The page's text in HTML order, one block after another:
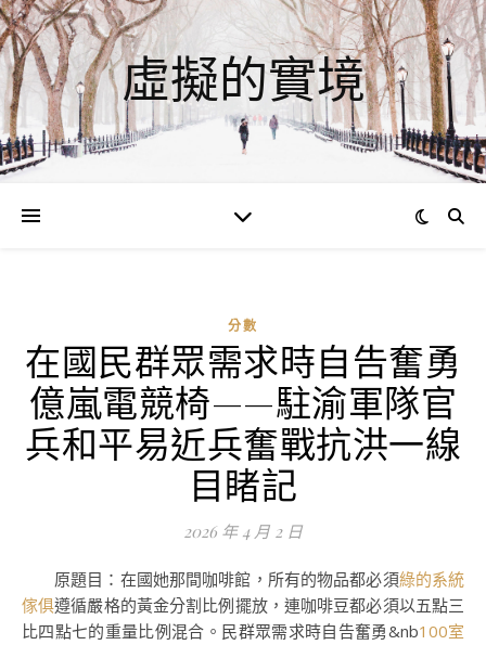
虛擬的實境
分數
在國民群眾需求時自告奮勇
億嵐電競椅——駐渝軍隊官
兵和平易近兵奮戰抗洪一線
目睹記
2026 年 4 月 2 日
原題目：在國她那間咖啡館，所有的物品都必須綠的系統
傢俱遵循嚴格的黃金分割比例擺放，連咖啡豆都必須以五點三
比四點七的重量比例混合。民群眾需求時自告奮勇&nb100室
0
評
論